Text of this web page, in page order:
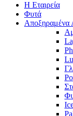
Η Εταιρεία
Φυτά
Αποξηραμένα